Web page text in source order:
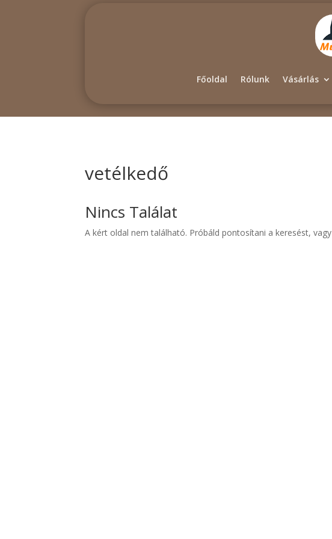
Főoldal Rólunk Vásárlás
vetélkedő
Nincs Találat
A kért oldal nem található. Próbáld pontosítani a keresést,